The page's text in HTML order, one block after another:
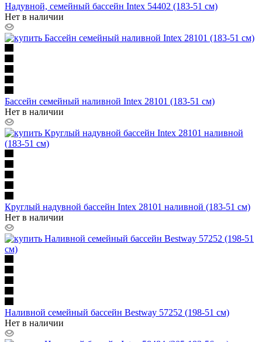
Надувной, семейный бассейн Intex 54402 (183-51 см)
Нет в наличии
Бассейн семейный наливной Intex 28101 (183-51 см)
Нет в наличии
Круглый надувной бассейн Intex 28101 наливной (183-51 см)
Нет в наличии
Наливной семейный бассейн Bestway 57252 (198-51 см)
Нет в наличии